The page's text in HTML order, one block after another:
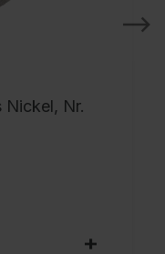
Nickel, Nr.